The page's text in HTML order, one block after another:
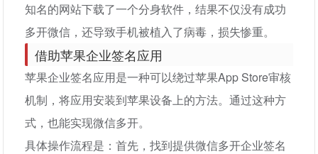
知名的网站下载了一个分身软件，结果不仅没有成功
多开微信，还导致手机被植入了病毒，损失惨重。
借助苹果企业签名应用
苹果企业签名应用是一种可以绕过苹果App Store审核
机制，将应用安装到苹果设备上的方法。通过这种方
式，也能实现微信多开。
具体操作流程是：首先，找到提供微信多开企业签名